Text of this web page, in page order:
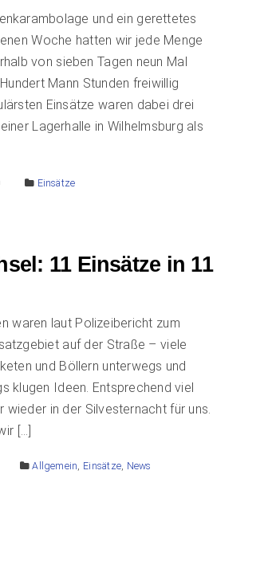
und ein gerettetes
Woche hatten wir jede Menge
von sieben Tagen neun Mal
Mann Stunden freiwillig
Einsätze waren dabei drei
Lagerhalle in Wilhelmsburg als
Einsätze
11 Einsätze in 11
waren laut Polizeibericht zum
auf der Straße – viele
und Böllern unterwegs und
klugen Ideen. Entsprechend viel
in der Silvesternacht für uns.
[…]
Allgemein Einsätze News